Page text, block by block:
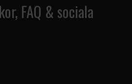
FAQ & sociala